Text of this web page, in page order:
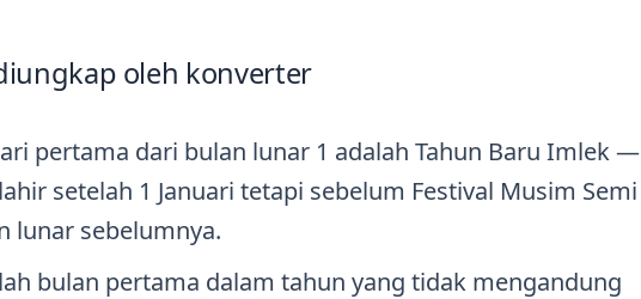
oleh konverter
pertama dari bulan lunar 1 adalah Tahun Baru Imlek —
setelah 1 Januari tetapi sebelum Festival Musim Semi
lunar sebelumnya.
bulan pertama dalam tahun yang tidak mengandung